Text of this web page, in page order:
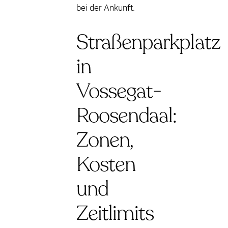
bei der Ankunft.
Straßenparkplatz
in
Vossegat-
Roosendaal:
Zonen,
Kosten
und
Zeitlimits